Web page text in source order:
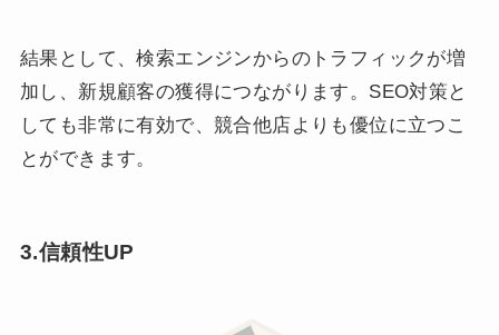
結果として、検索エンジンからのトラフィックが増
加し、新規顧客の獲得につながります。SEO対策と
しても非常に有効で、競合他店よりも優位に立つこ
とができます。
3.信頼性UP